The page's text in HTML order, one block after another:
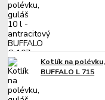
Kotlík na
BUFFALO L 715